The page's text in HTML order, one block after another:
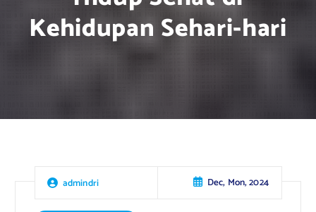
Kehidupan Sehari-hari
admindri Dec, Mon, 2024